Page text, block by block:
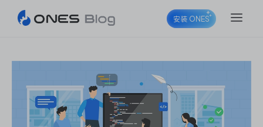
ONES Project
安装 ONES